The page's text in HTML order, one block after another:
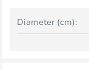
Diameter (cm):